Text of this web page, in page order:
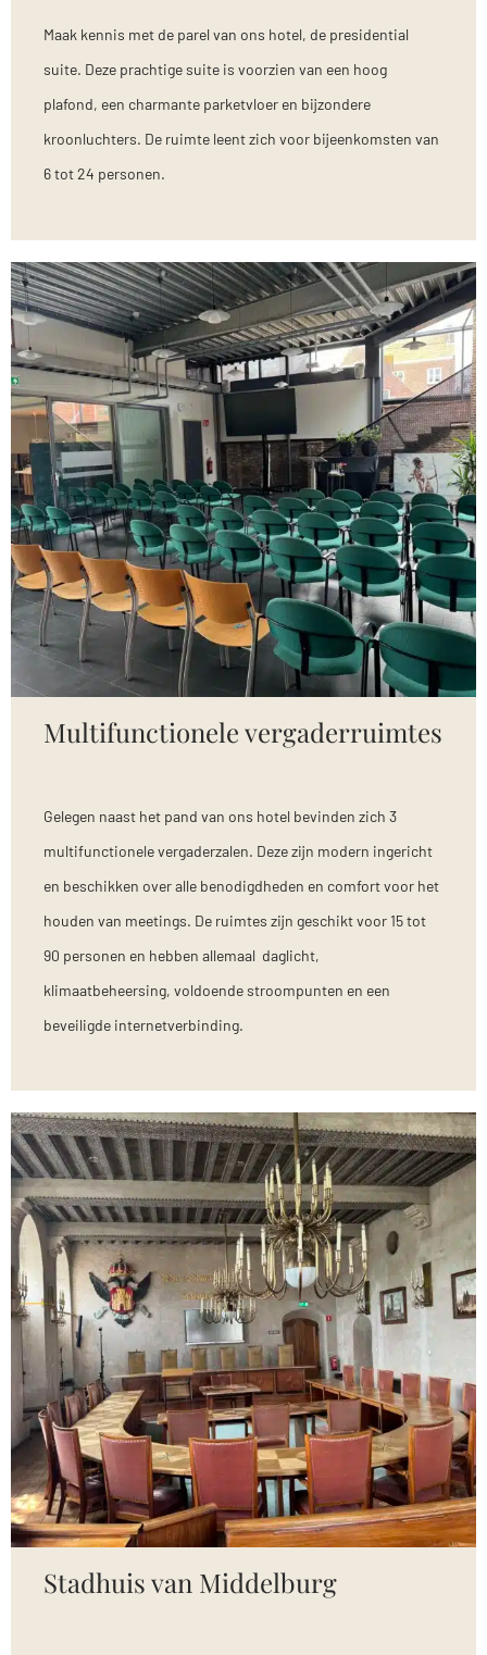
Maak kennis met de parel van ons hotel, de presidential
suite. Deze prachtige suite is voorzien van een hoog
plafond, een charmante parketvloer en bijzondere
kroonluchters. De ruimte leent zich voor bijeenkomsten van
6 tot 24 personen.
Multifunctionele vergaderruimtes
Gelegen naast het pand van ons hotel bevinden zich 3
multifunctionele vergaderzalen. Deze zijn modern ingericht
en beschikken over alle benodigdheden en comfort voor het
houden van meetings. De ruimtes zijn geschikt voor 15 tot
90 personen en hebben allemaal daglicht,
klimaatbeheersing, voldoende stroompunten en een
beveiligde internetverbinding.
Stadhuis van Middelburg